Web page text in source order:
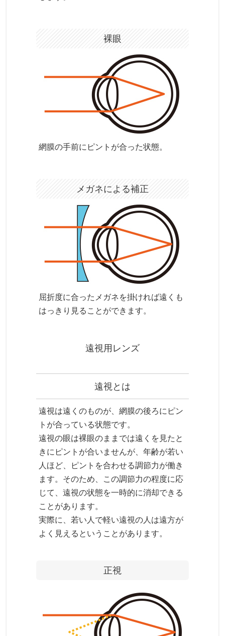
裸眼
網膜の手前にピントが合った状態。
メガネによる補正
屈折度に合ったメガネを掛ければ遠くも
はっきり見ることができます。
遠視用レンズ
遠視とは
遠視は遠くのものが、網膜の後ろにピン
トが合っている状態です。
遠視の眼は裸眼のままでは遠くを見たと
きにピントが合いませんが、年齢が若い
人ほど、ピントを合わせる調節力が働き
ます。そのため、この調節力の程度に応
じて、遠視の状態を一時的に消却できる
ことがあります。
実際に、若い人で軽い遠視の人は遠方が
よく見えるということがあります。
正視